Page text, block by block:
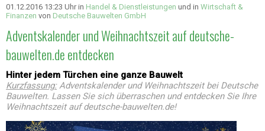
01.12.2016 13:23 Uhr in Handel & Dienstleistungen und in Wirtschaft &
Finanzen von Deutsche Bauwelten GmbH
Adventskalender und Weihnachtszeit auf deutsche-
bauwelten.de entdecken
Hinter jedem Türchen eine ganze Bauwelt
Kurzfassung:Adventskalender und Weihnachtszeit bei Deutsche
Bauwelten. Lassen Sie sich überraschen und entdecken Sie Ihre
Weihnachtszeit auf deutsche-bauwelten.de!